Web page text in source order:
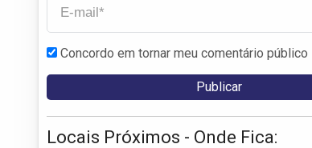
Concordo em tornar meu comentário público
Locais Próximos - Onde Fica: